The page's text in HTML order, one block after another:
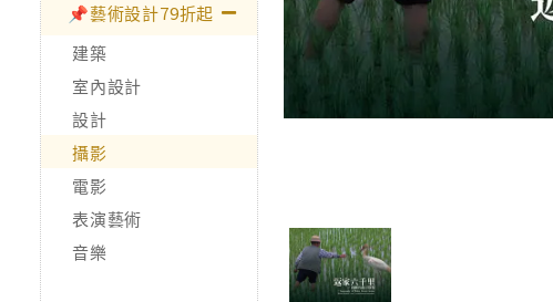
📌藝術設計79折起
建築
室內設計
設計
攝影
電影
表演藝術
音樂